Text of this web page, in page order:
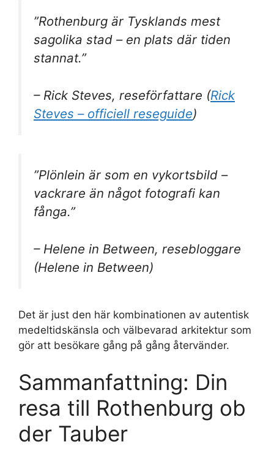
”Rothenburg är Tysklands mest
sagolika stad – en plats där tiden
stannat.”
– Rick Steves, reseförfattare (Rick
Steves – officiell reseguide)
”Plönlein är som en vykortsbild –
vackrare än något fotografi kan
fånga.”
– Helene in Between, resebloggare
(Helene in Between)
Det är just den här kombinationen av autentisk
medeltidskänsla och välbevarad arkitektur som
gör att besökare gång på gång återvänder.
Sammanfattning: Din
resa till Rothenburg ob
der Tauber